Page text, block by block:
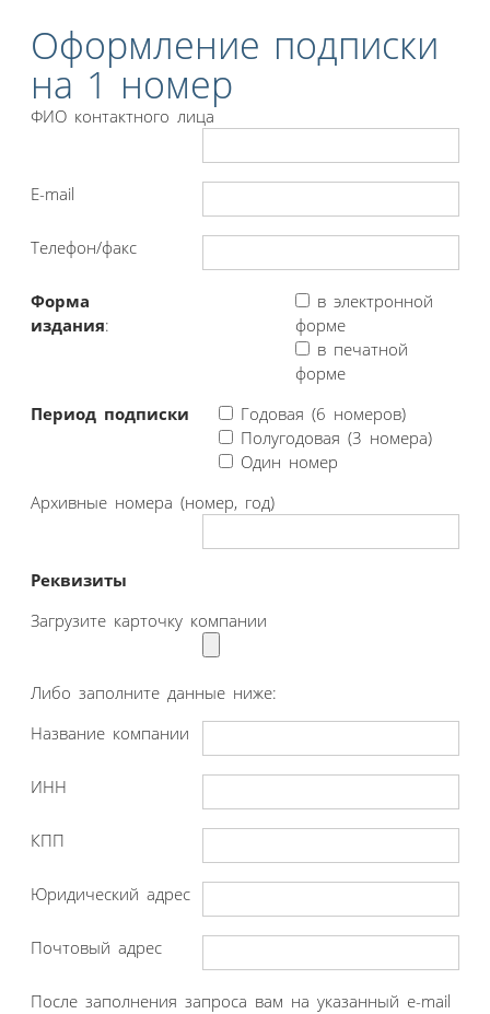
Оформление подписки
на 1 номер
ФИО контактного лица
E-mail
Телефон/факс
Форма
издания:
в электронной
форме
в печатной
форме
Период подписки
Годовая (6 номеров)
Полугодовая (3 номера)
Один номер
Архивные номера (номер, год)
Реквизиты
Загрузите карточку компании
Либо заполните данные ниже:
Название компании
ИНН
КПП
Юридический адрес
Почтовый адрес
После заполнения запроса вам на указанный e-mail